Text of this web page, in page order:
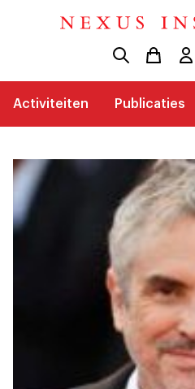
Activiteiten Publicaties